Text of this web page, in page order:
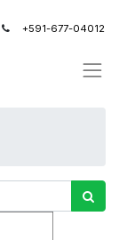
+591-677-04012